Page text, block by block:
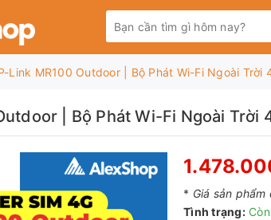
Link MR100 Outdoor | Bộ Phát Wi-Fi Ngoài Trời
| Bộ Phát Wi-Fi Ngoài Trời
* Giá sản phẩm
Tình trạng: